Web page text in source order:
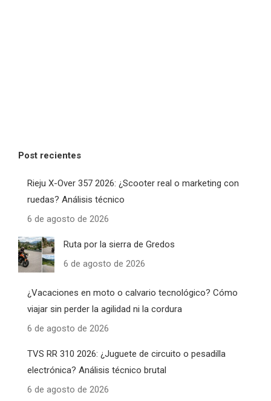
Post recientes
Rieju X-Over 357 2026: ¿Scooter real o marketing con
ruedas? Análisis técnico
6 de agosto de 2026
Ruta por la sierra de Gredos
6 de agosto de 2026
¿Vacaciones en moto o calvario tecnológico? Cómo
viajar sin perder la agilidad ni la cordura
6 de agosto de 2026
TVS RR 310 2026: ¿Juguete de circuito o pesadilla
electrónica? Análisis técnico brutal
6 de agosto de 2026